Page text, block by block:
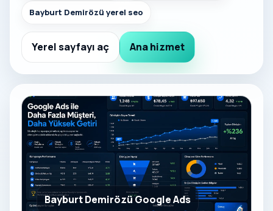
Bayburt Demirözü yerel seo
Yerel sayfayı aç Ana hizmet
Bayburt Demirözü Google Ads